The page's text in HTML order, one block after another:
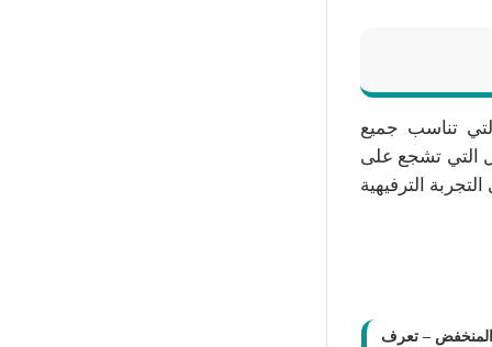
تناسب جميع
التي تشجع على
الترفيهية
– تعرف